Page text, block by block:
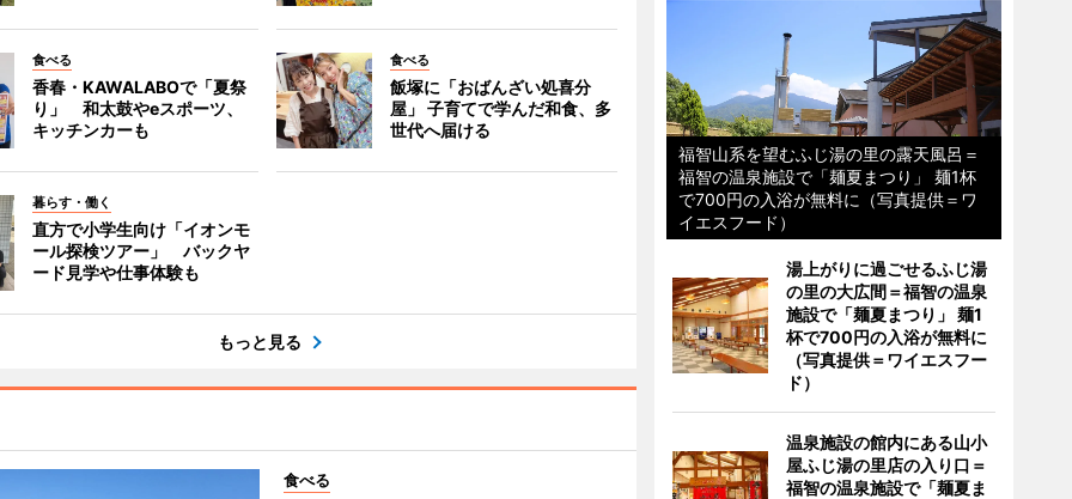
食べる
香春・KAWALABOで「夏祭
り」 和太鼓やeスポーツ、
キッチンカーも
食べる
飯塚に「おばんざい処喜分
屋」 子育てで学んだ和食、多
世代へ届ける
暮らす・働く
直方で小学生向け「イオンモ
ール探検ツアー」 バックヤ
ード見学や仕事体験も
もっと見る
食べる
福智山系を望むふじ湯の里の露天風呂＝
福智の温泉施設で「麺夏まつり」 麺1杯
で700円の入浴が無料に（写真提供＝ワ
イエスフード）
湯上がりに過ごせるふじ湯
の里の大広間＝福智の温泉
施設で「麺夏まつり」 麺1
杯で700円の入浴が無料に
（写真提供＝ワイエスフー
ド）
温泉施設の館内にある山小
屋ふじ湯の里店の入り口＝
福智の温泉施設で「麺夏ま